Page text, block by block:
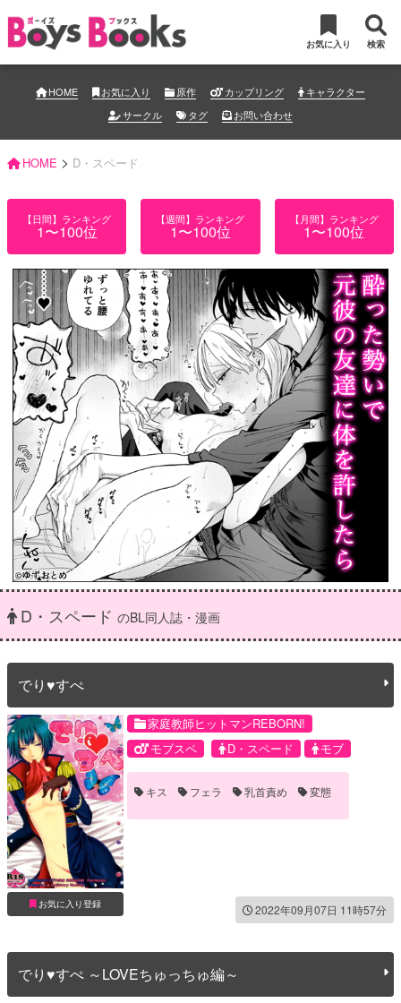
お気に入り 検索
HOME お気に入り 原作 カップリング
キャラクター
サークル
タグ お問い合わせ
HOME > D・スペード
【日間】ランキング
1〜100位
【週間】ランキング
1〜100位
【月間】ランキング
1〜100位
D・スペード のBL同人誌・漫画
でり♥すぺ
お気に入り登録
家庭教師ヒットマンREBORN!
モブスペ
D・スペード モブ
キス フェラ 乳首責め 変態
2022年09月07日 11時57分
でり♥すぺ ～LOVEちゅっちゅ編～